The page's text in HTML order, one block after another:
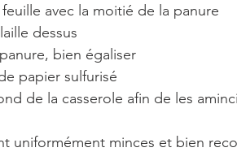
avec la moitié de la panure
dessus
bien égaliser
papier sulfurisé
de la casserole afin de les
uniformément minces et bien